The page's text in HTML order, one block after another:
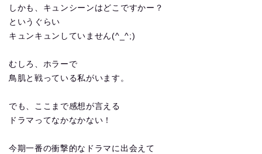
しかも、キュンシーンはどこですかー？
というぐらい
キュンキュンしていません(^_^;)
むしろ、ホラーで
鳥肌と戦っている私がいます。
でも、ここまで感想が言える
ドラマってなかなかない！
今期一番の衝撃的なドラマに出会えて